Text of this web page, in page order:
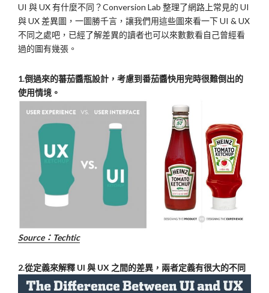
UI 與 UX 有什麼不同？Conversion Lab 整理了網路上常見的 UI
與 UX 差異圖，一圖勝千言，讓我們用這些圖來看一下 UI & UX
不同之處吧，已經了解差異的讀者也可以來數數看自己曾經看
過的圖有幾張。
1.倒過來的蕃茄醬瓶設計，考慮到番茄醬快用完時很難倒出的
使用情境。
Source：Techtic
2.從定義來解釋 UI 與 UX 之間的差異，兩者定義有很大的不同